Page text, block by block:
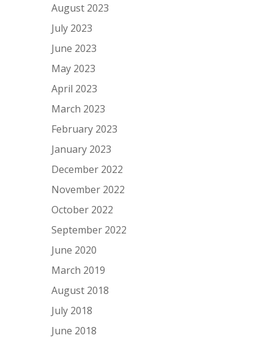
August 2023
July 2023
June 2023
May 2023
April 2023
March 2023
February 2023
January 2023
December 2022
November 2022
October 2022
September 2022
June 2020
March 2019
August 2018
July 2018
June 2018